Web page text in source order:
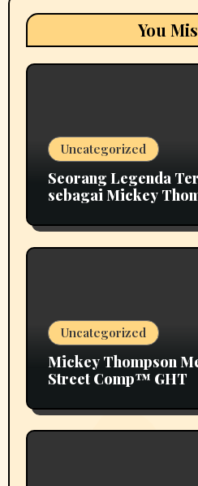
You
Uncategorized
Seorang Legenda
sebagai Mickey
MT
Uncategorized
Mickey Thompson
Street Comp™ GHT